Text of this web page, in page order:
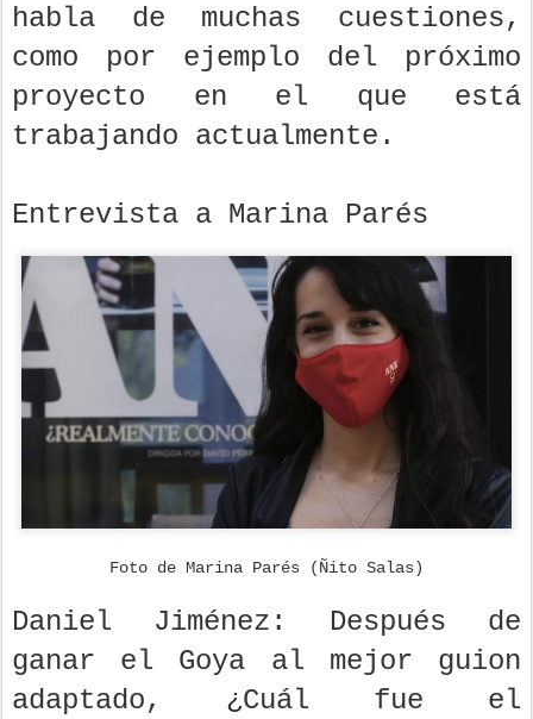
habla de muchas cuestiones,
como por ejemplo del próximo
proyecto en el que está
trabajando actualmente.
Entrevista a Marina Parés
Foto de Marina Parés (Ñito Salas)
Daniel Jiménez: Después de
ganar el Goya al mejor guion
adaptado, ¿Cuál fue el